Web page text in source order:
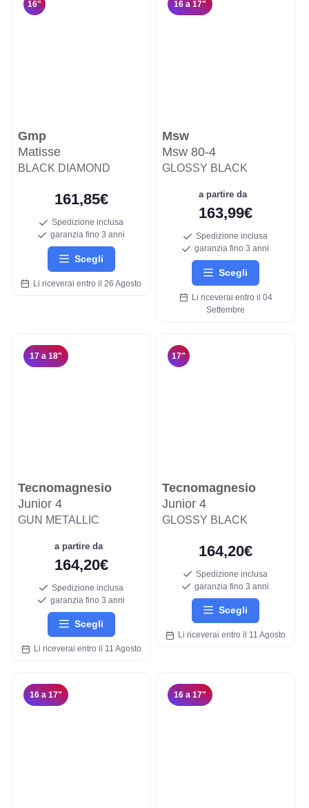
16"
Gmp
Matisse
BLACK DIAMOND
161,85€
Spedizione inclusa
garanzia fino 3 anni
Scegli
Li riceverai entro il 26 Agosto
16 a 17"
Msw
Msw 80-4
GLOSSY BLACK
a partire da
163,99€
Spedizione inclusa
garanzia fino 3 anni
Scegli
Li riceverai entro il 04
Settembre
17 a 18"
Tecnomagnesio
Junior 4
GUN METALLIC
a partire da
164,20€
Spedizione inclusa
garanzia fino 3 anni
Scegli
Li riceverai entro il 11 Agosto
17"
Tecnomagnesio
Junior 4
GLOSSY BLACK
164,20€
Spedizione inclusa
garanzia fino 3 anni
Scegli
Li riceverai entro il 11 Agosto
16 a 17" 16 a 17"